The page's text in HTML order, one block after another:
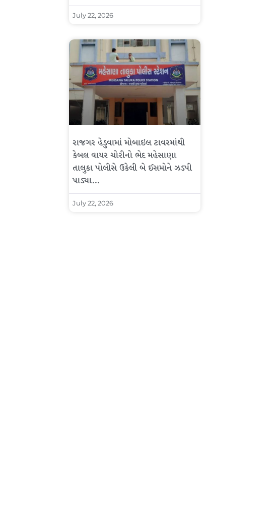
July 22, 2026
રાજગર હેડુવામાં મોબાઇલ ટાવરમાંથી
કેબલ વાયર ચોરીનો ભેદ મહેસાણા
તાલુકા પોલીસે ઉકેલી બે ઈસમોને ઝડપી
પાડ્યા…
July 22, 2026